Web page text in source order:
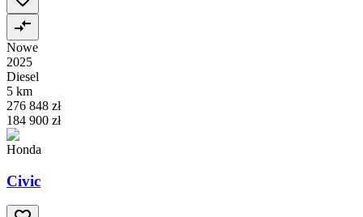
Nowe
2025
Diesel
5 km
276 848 zł
184 900 zł
Honda
Civic